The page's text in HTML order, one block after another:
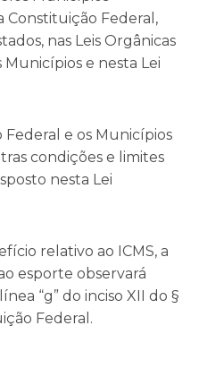
Constituição Federal,
nas Leis Orgânicas
e nesta Lei
Federal e os Municípios
condições e limites
nesta Lei
relativo ao ICMS, a
esporte observará
“g” do inciso XII do §
Federal.